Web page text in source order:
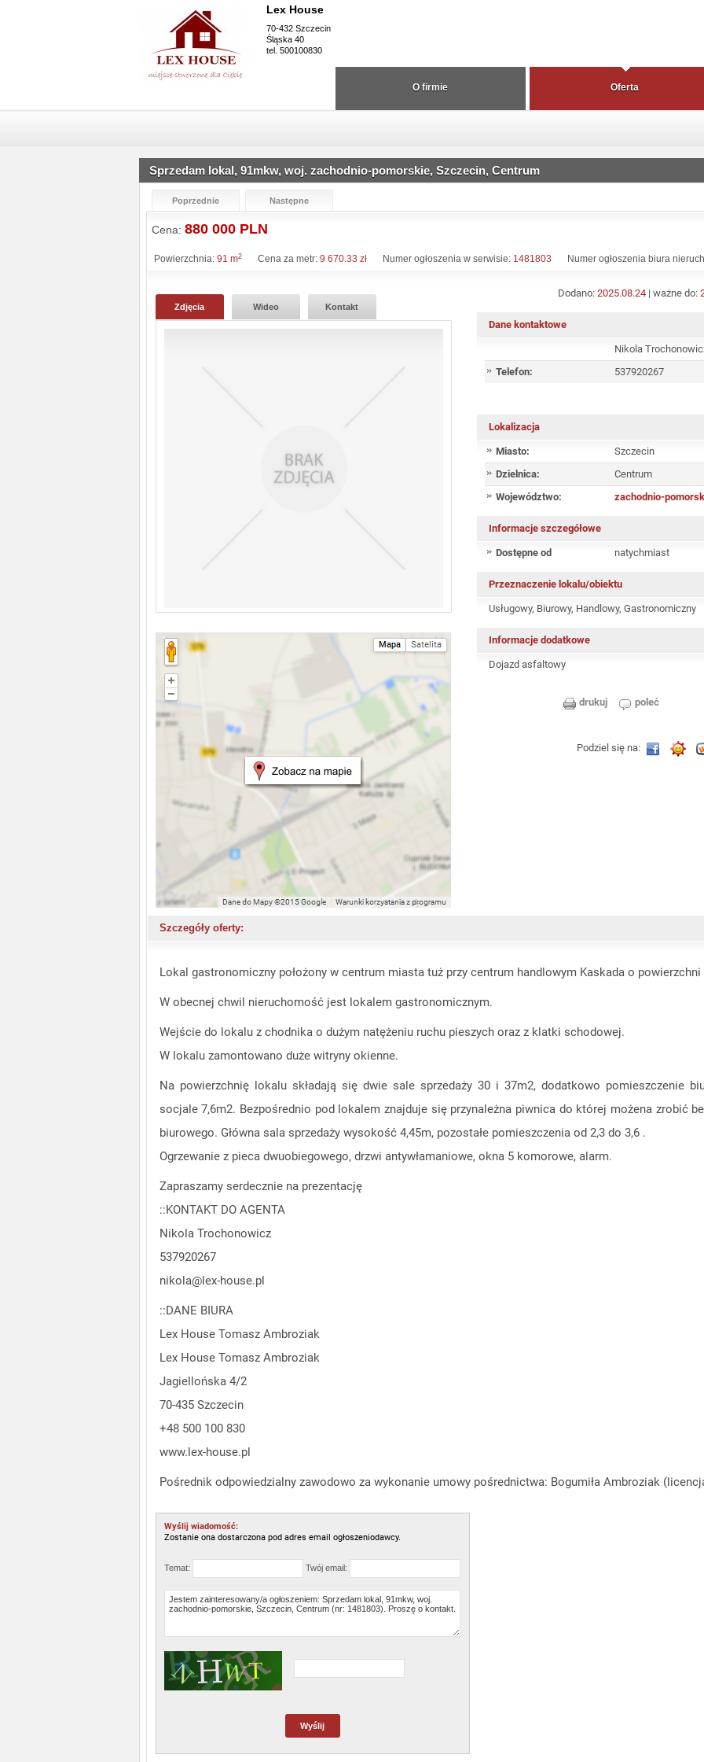
Lex House
70-432 Szczecin
Śląska 40
tel. 500100830
Oferta
O firmie
Sprzedam lokal, 91mkw, woj. zachodnio-pomorskie, Szczecin, Centrum
Poprzednie Następne
Cena: 880 000 PLN
Powierzchnia: 91 m2 Cena za metr: 9 670.33 zł Numer ogłoszenia w serwisie: 1481803 Numer ogłoszenia biura
Dodano: 2025.08.24 | ważne do:
Dane kontaktowe
Nikola
Telefon:
537920267
Lokalizacja
Miasto:
Szczecin
Dzielnica:
Centrum
Województwo:
zachodnio-
Informacje szczegółowe
Dostępne od natychmiast
Przeznaczenie lokalu/obiektu
Usługowy, Biurowy, Handlowy, Gastronomiczny
Informacje dodatkowe
Dojazd asfaltowy
drukuj poleć
Podziel się na:
Zdjęcia Wideo Kontakt
Szczegóły oferty:
Lokal gastronomiczny położony w centrum miasta tuż przy centrum handlowym Kaskada o
W obecnej chwil nieruchomość jest lokalem gastronomicznym.
Wejście do lokalu z chodnika o dużym natężeniu ruchu pieszych oraz z klatki schodowej.
W lokalu zamontowano duże witryny okienne.
Na powierzchnię lokalu składają się dwie sale sprzedaży 30 i 37m2, dodatkowo pomieszczenie
socjale 7,6m2. Bezpośrednio pod lokalem znajduje się przynależna piwnica do której możena zrobić
biurowego. Główna sala sprzedaży wysokość 4,45m, pozostałe pomieszczenia od 2,3 do 3,6 .
Ogrzewanie z pieca dwuobiegowego, drzwi antywłamaniowe, okna 5 komorowe, alarm.
Zapraszamy serdecznie na prezentację
::KONTAKT DO AGENTA
Nikola Trochonowicz
537920267
nikola@lex-house.pl
::DANE BIURA
Lex House Tomasz Ambroziak
Lex House Tomasz Ambroziak
Jagiellońska 4/2
70-435 Szczecin
+48 500 100 830
www.lex-house.pl
Pośrednik odpowiedzialny zawodowo za wykonanie umowy pośrednictwa: Bogumiła Ambroziak
Wyślij wiadomość:
Zostanie ona dostarczona pod adres email ogłoszeniodawcy.
Temat: Twój email: